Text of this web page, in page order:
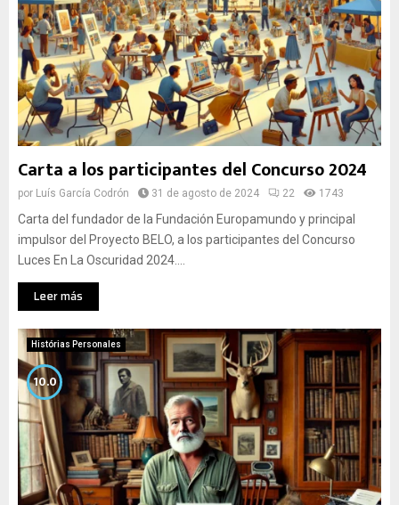
Carta a los participantes del Concurso 2024
por Luís García Codrón 31 de agosto de 2024 22 1743
Carta del fundador de la Fundación Europamundo y principal
impulsor del Proyecto BELO, a los participantes del Concurso
Luces En La Oscuridad 2024....
Leer más
Histórias Personales
10.0